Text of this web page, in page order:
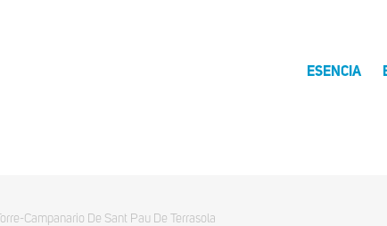
ESENCIA
Torre-Campanario De Sant Pau De Terrasola